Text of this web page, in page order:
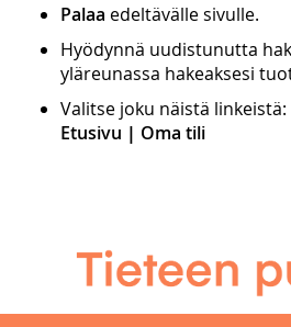
Palaa edeltävälle sivulle.
Hyödynnä uudistunutta
yläreunassa hakeaksesi
Valitse joku näistä linkeistä:
Etusivu | Oma tili